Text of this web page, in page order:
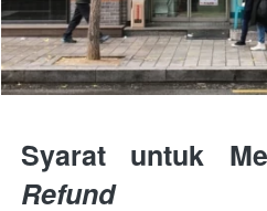
Syarat untuk
Refund